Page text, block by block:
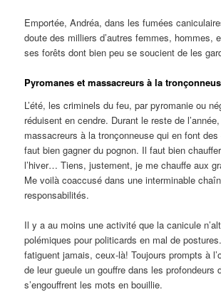
Emportée, Andréa, dans les fumées
doute des milliers d’autres femmes, hommes,
ses forêts dont bien peu se soucient de les
Pyromanes et massacreurs à la
L’été, les criminels du feu, par pyromanie ou
réduisent en cendre. Durant le reste de
massacreurs à la tronçonneuse qui en font
faut bien gagner du pognon. Il faut bien
l’hiver… Tiens, justement, je me chauffe aux
Me voilà coaccusé dans une interminable
responsabilités.
Il y a au moins une activité que la canicule
polémiques pour politicards en mal de
fatiguent jamais, ceux-là! Toujours prompts à
de leur gueule un gouffre dans les profondeurs
s’engouffrent les mots en bouillie.